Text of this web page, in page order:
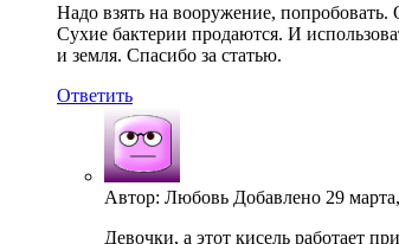
Надо взять на вооружение,
Сухие бактерии продаются. И
и земля. Спасибо за статью.
Ответить
Автор: Любовь Добавлено 29
Девочки, а этот кисель работает